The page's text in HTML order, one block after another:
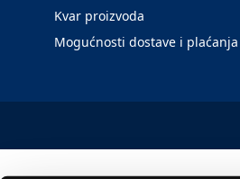
Kvar proizvoda
Mogućnosti dostave i plaćanja